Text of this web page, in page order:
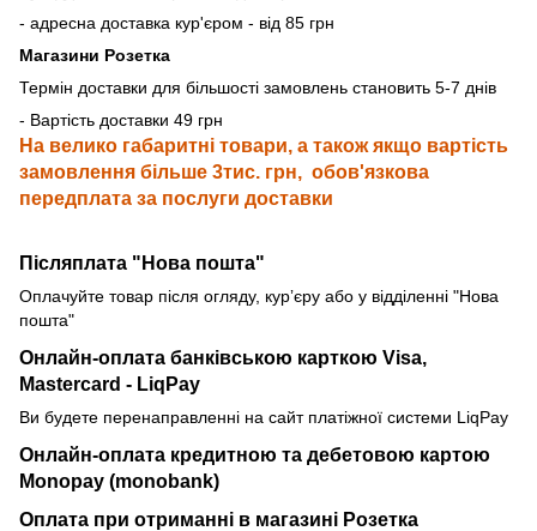
- адресна доставка кур'єром - від 85 грн
Магазини Розетка
Термін доставки для більшості замовлень становить 5-7 днів
- Вартість доставки 49 грн
На велико габаритні товари, а також якщо вартість
замовлення більше 3тис. грн, обов'язкова
передплата за послуги доставки
Післяплата "Нова пошта"
Оплачуйте товар після огляду, курʼєру або у відділенні "Нова
пошта"
Онлайн-оплата банківською карткою Visa,
Mastercard - LiqPay
Ви будете перенаправленні на сайт платіжної системи LiqPay
Онлайн-оплата кредитною та дебетовою картою
Monopay (monobank)
Оплата при отриманні в магазині Розетка